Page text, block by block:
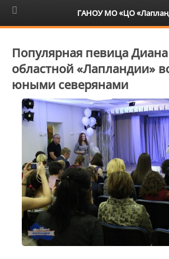
6+
Популярная певица
областной «Лапландии»
юными северянами
ГАНОУ МО «ЦО